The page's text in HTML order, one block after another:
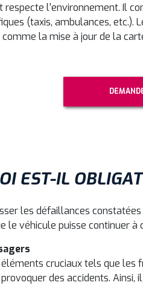
respecte l'environnement. Il
(taxis, ambulances, etc.).
la mise à jour de la
EST-IL
les défaillances
le véhicule puisse continuer à
cruciaux tels que les
des accidents.